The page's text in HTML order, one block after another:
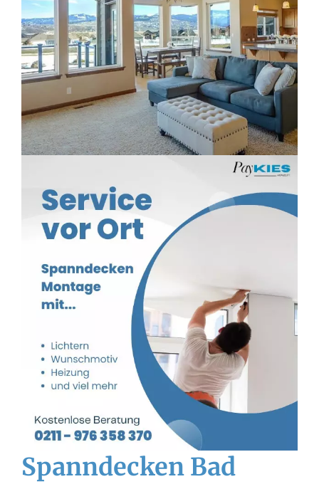
Spanndecken Bad